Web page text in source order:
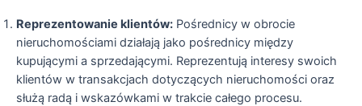
Reprezentowanie klientów: Pośrednicy w obrocie
nieruchomościami działają jako pośrednicy między
kupującymi a sprzedającymi. Reprezentują interesy swoich
klientów w transakcjach dotyczących nieruchomości oraz
służą radą i wskazówkami w trakcie całego procesu.